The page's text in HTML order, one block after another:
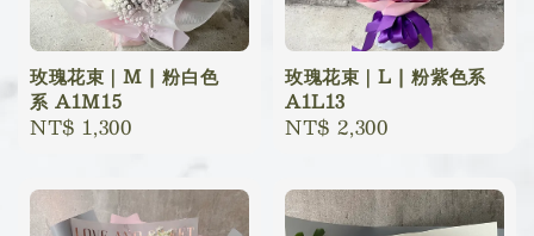
玫瑰花束｜M | 粉白色
系 A1M15
Regular
NT$ 1,300
玫瑰花束｜L | 粉紫色系
A1L13
Regular
NT$ 2,300